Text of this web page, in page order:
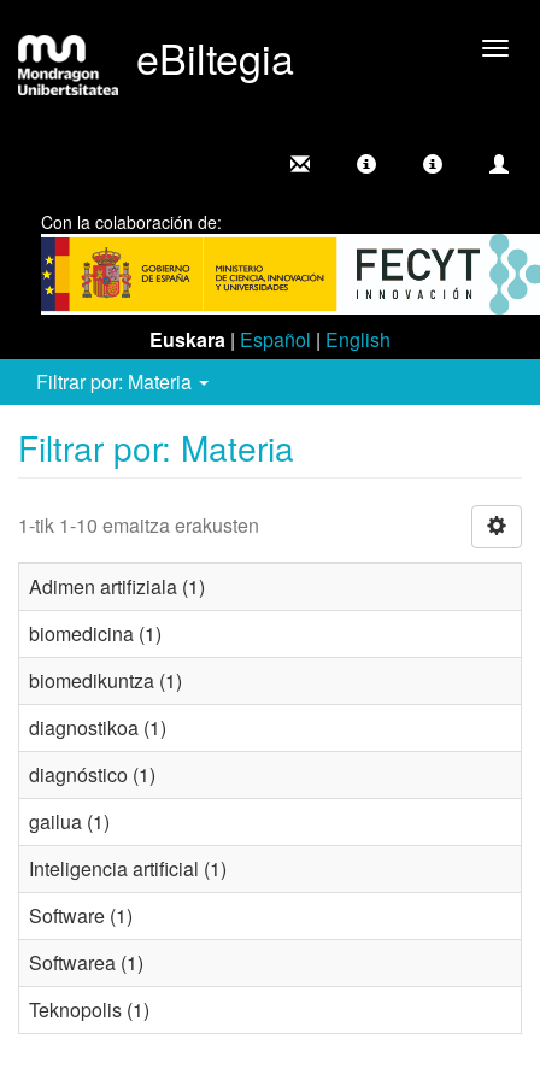
eBiltegia
Con la colaboración de:
Euskara | Español | English
Filtrar por: Materia
Filtrar por: Materia
1-tik 1-10 emaitza erakusten
Adimen artifiziala (1)
biomedicina (1)
biomedikuntza (1)
diagnostikoa (1)
diagnóstico (1)
gailua (1)
Inteligencia artificial (1)
Software (1)
Softwarea (1)
Teknopolis (1)